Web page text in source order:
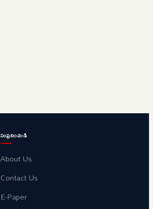
సంప్రదించండి
About Us
Contact Us
E-Paper